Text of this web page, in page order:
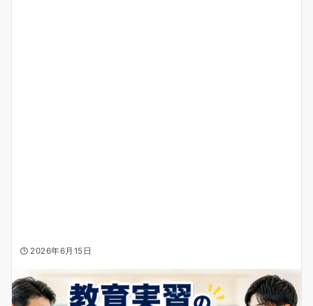
2026年6月15日